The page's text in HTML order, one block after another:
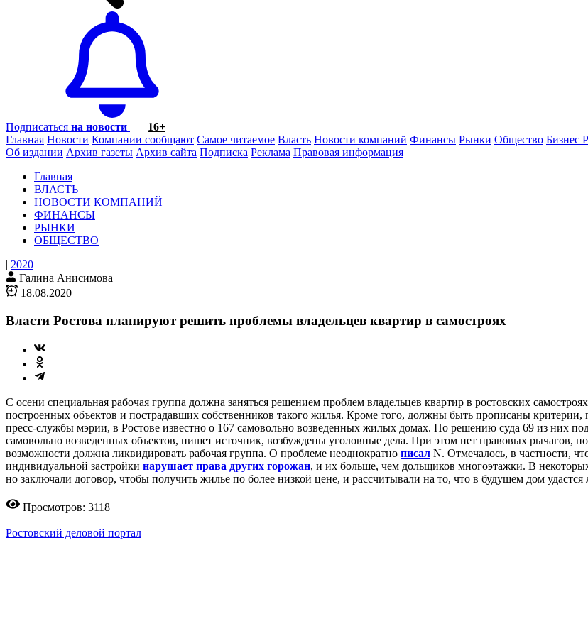
Подписаться на новости
16+
Главная Новости Компании сообщают Самое читаемое Власть Новости компаний Финансы Рынки Общество Бизнес
Об издании Архив газеты Архив сайта Подписка Реклама Правовая информация
Главная
ВЛАСТЬ
НОВОСТИ КОМПАНИЙ
ФИНАНСЫ
РЫНКИ
ОБЩЕСТВО
| 2020
Галина Анисимова
18.08.2020
Власти Ростова планируют решить проблемы владельцев квартир в самостроях
С осени специальная рабочая группа должна заняться решением проблем владельцев квартир в ростовских
построенных объектов и пострадавших собственников такого жилья. Кроме того, должны быть прописаны
пресс-службы мэрии, в Ростове известно о 167 самовольно возведенных жилых домах. По решению суда 69 из них
самовольно возведенных объектов, пишет источник, возбуждены уголовные дела. При этом нет правовых
возможности должна ликвидировать рабочая группа. О проблеме неоднократно писал N. Отмечалось, в частности,
индивидуальной застройки нарушает права других горожан, и их больше, чем дольщиков многоэтажки. В
но заключали договор, чтобы получить жилье по более низкой цене, и рассчитывали на то, что в будущем дом удастся
Просмотров: 3118
Ростовский деловой портал